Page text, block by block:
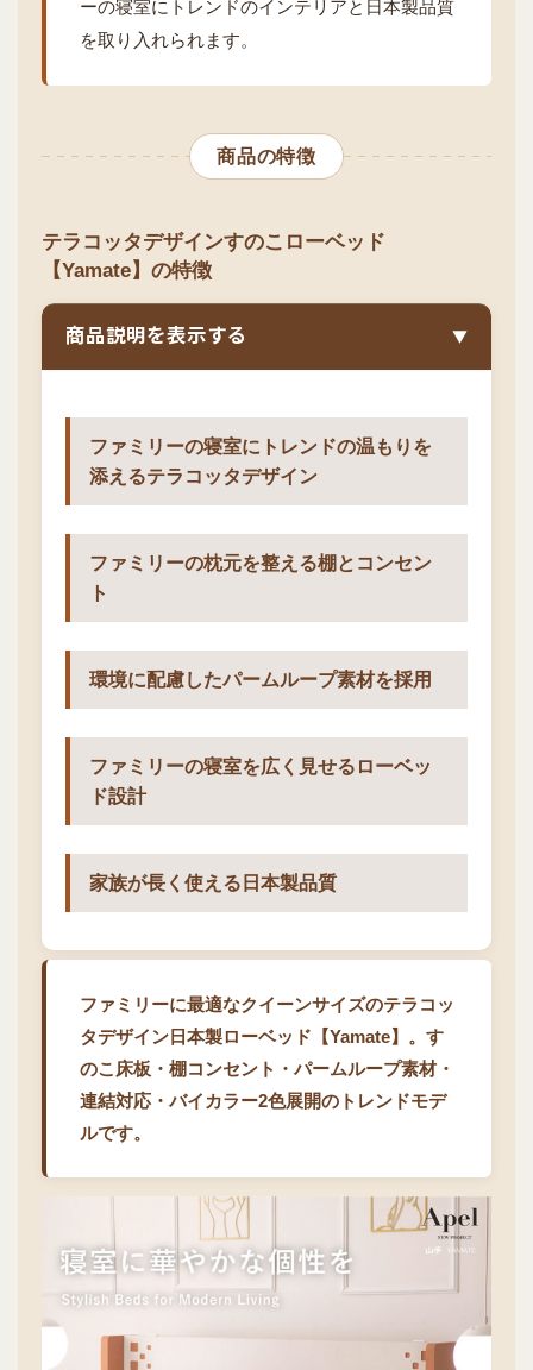
ーの寝室にトレンドのインテリアと日本製品質
を取り入れられます。
商品の特徴
テラコッタデザインすのこローベッド
【Yamate】の特徴
商品説明を表示する ▼
ファミリーの寝室にトレンドの温もりを
添えるテラコッタデザイン
ファミリーの枕元を整える棚とコンセン
ト
環境に配慮したパームループ素材を採用
ファミリーの寝室を広く見せるローベッ
ド設計
家族が長く使える日本製品質
ファミリーに最適なクイーンサイズのテラコッ
タデザイン日本製ローベッド【Yamate】。す
のこ床板・棚コンセント・パームループ素材・
連結対応・バイカラー2色展開のトレンドモデ
ルです。